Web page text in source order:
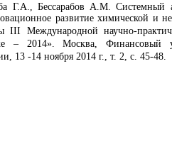
Г.А., Бессарабов А.М. Системный
развитие химической и
III Международной научно-
– 2014». Москва, Финансовый
13 -14 ноября 2014 г., т. 2, с. 45-48.